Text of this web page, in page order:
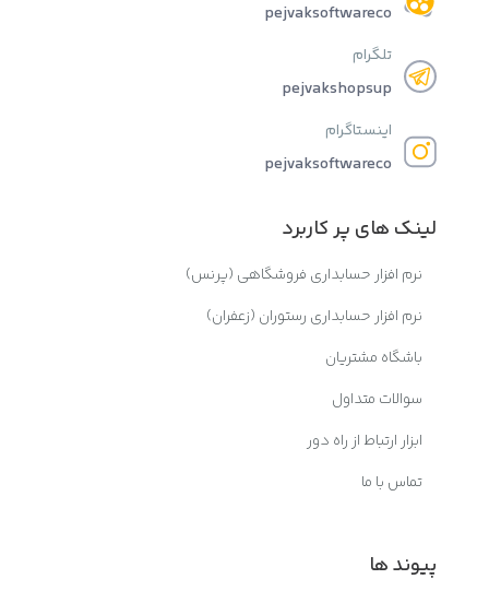
pejvaksoftwareco
تلگرام
pejvakshopsup
اینستاگرام
pejvaksoftwareco
لینک های پر کاربرد
نرم افزار حسابداری فروشگاهی (پرنس)
نرم افزار حسابداری رستوران (زعفران)
باشگاه مشتریان
سوالات متداول
ابزار ارتباط از راه دور
تماس با ما
پیوند ها